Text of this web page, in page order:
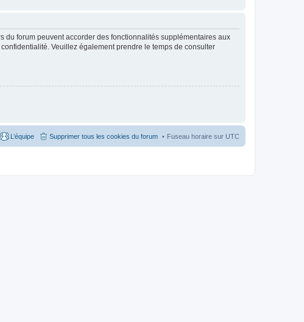
du forum peuvent accorder des fonctionnalités supplémentaires aux
Veuillez également prendre le temps de consulter
Fuseau horaire sur UTC
Supprimer tous les cookies du forum
L’équipe